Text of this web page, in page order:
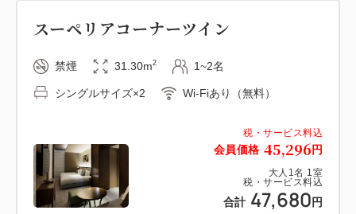
税・サービス料込
会員価格 45,296 円
大人 1名 1室
税・サービス料込
合計 47,680 円
スーペリアコーナーツイン
禁煙 31.30m2 1~2名
シングルサイズ×2 Wi-Fiあり（無料）